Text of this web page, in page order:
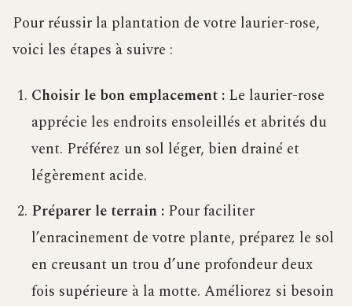
Pour réussir la plantation de votre laurier-rose,
voici les étapes à suivre :
Choisir le bon emplacement : Le laurier-rose
apprécie les endroits ensoleillés et abrités du
vent. Préférez un sol léger, bien drainé et
légèrement acide.
Préparer le terrain : Pour faciliter
l’enracinement de votre plante, préparez le sol
en creusant un trou d’une profondeur deux
fois supérieure à la motte. Améliorez si besoin